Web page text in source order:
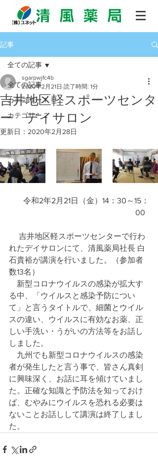
記事
全ての記事
カテゴリー 1
カテゴリー 2
全ての記事
吉井地区軽スポーツセンタ
ー デイサロン
sgarpwjfc4b
2020年2月21日 読了時間: 1分
更新日： 2020年2月28日
00
吉井地区軽スポーツセンターで行わ
れたデイサロンにて、清風薬局社長 白
石貴裕が講演を行いました。（参加者
数13名）
新型コロナウイルスの感染が拡大す
る中、「ウイルスと感染予防につい
て」と言うタイトルで、細菌とウイル
スの違い、ウイルスに有効なお薬、正
しい手洗い・うがいの方法等をお話し
しました。
九州でも新型コロナウイルスの感染
者が発生したと言う事で、皆さん真剣
に興味深く、お話に耳を傾けていまし
た。正確な知識と予防法を知っておけ
ば、むやみにウイルスを恐れる必要は
ないことお話しして講演は終了しまし
た。